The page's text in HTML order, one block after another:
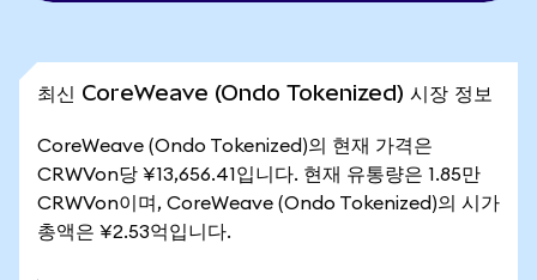
최신 CoreWeave (Ondo Tokenized) 시장 정보
CoreWeave (Ondo Tokenized)의 현재 가격은
CRWVon당 ¥13,656.41입니다. 현재 유통량은 1.85만
CRWVon이며, CoreWeave (Ondo Tokenized)의 시가
총액은 ¥2.53억입니다.